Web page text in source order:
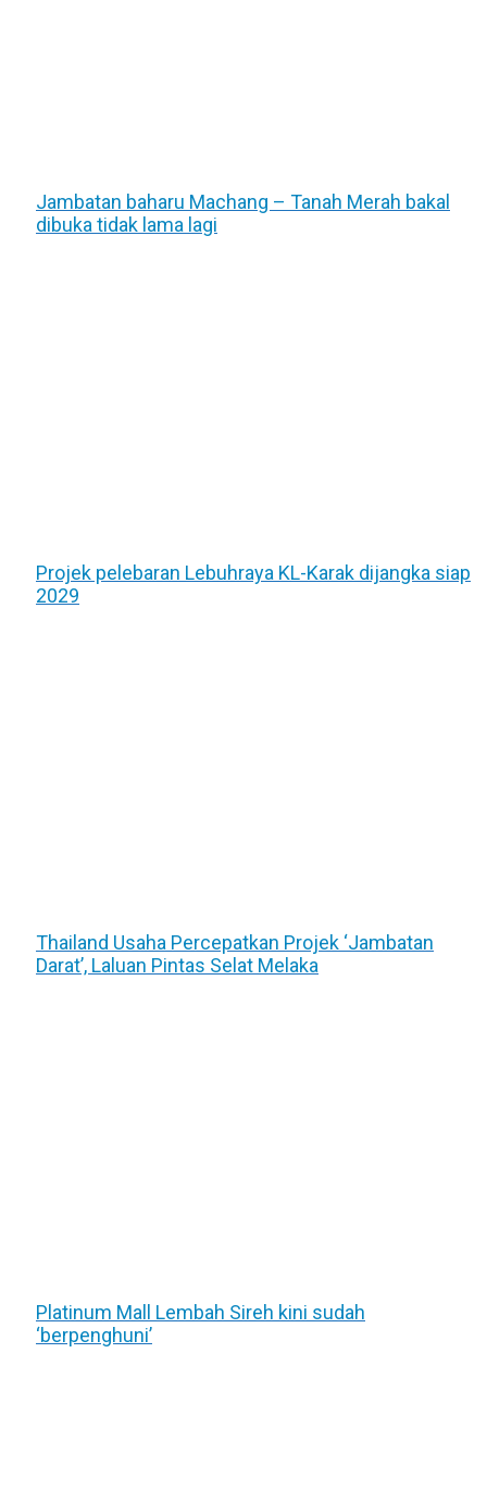
Jambatan baharu Machang – Tanah Merah bakal
dibuka tidak lama lagi
Projek pelebaran Lebuhraya KL-Karak dijangka siap
2029
Thailand Usaha Percepatkan Projek ‘Jambatan
Darat’, Laluan Pintas Selat Melaka
Platinum Mall Lembah Sireh kini sudah
‘berpenghuni’